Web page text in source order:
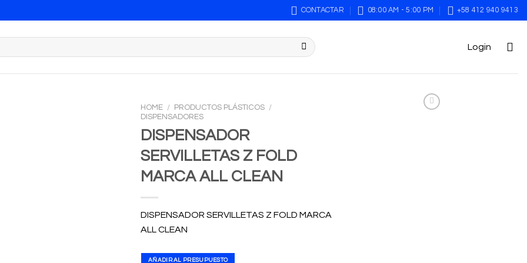
CONTACTAR 08:00 AM - 5:00 PM +58 412 940 9413
Login
HOME / PRODUCTOS PLÁSTICOS /
DISPENSADORES
DISPENSADOR
SERVILLETAS Z FOLD
MARCA ALL CLEAN
DISPENSADOR SERVILLETAS Z FOLD MARCA
ALL CLEAN
AÑADIR AL PRESUPUESTO